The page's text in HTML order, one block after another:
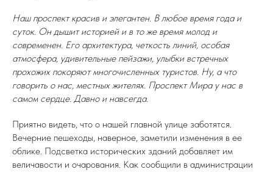
Наш проспект красив и элегантен. В любое время года и
суток. Он дышит историей и в то же время молод и
современен. Его архитектура, четкость линий, особая
атмосфера, удивительные пейзажи, улыбки встречных
прохожих покоряют многочисленных туристов. Ну, а что
говорить о нас, местных жителях. Проспект Мира у нас в
самом сердце. Давно и навсегда.
Приятно видеть, что о нашей главной улице заботятся.
Вечерние пешеходы, наверное, заметили изменения в ее
облике. Подсветка исторических зданий добавляет им
величавости и очарования. Как сообщили в администрации